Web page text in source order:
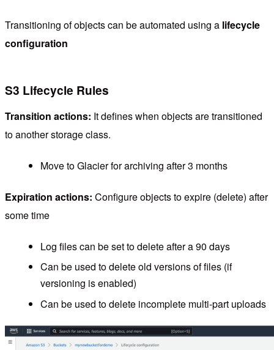
Transitioning of objects can be automated using a lifecycle
configuration
S3 Lifecycle Rules
Transition actions: It defines when objects are transitioned
to another storage class.
Move to Glacier for archiving after 3 months
Expiration actions: Configure objects to expire (delete) after
some time
Log files can be set to delete after a 90 days
Can be used to delete old versions of files (if
versioning is enabled)
Can be used to delete incomplete multi-part uploads